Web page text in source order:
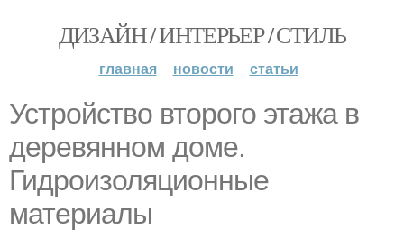
ДИЗАЙН / ИНТЕРЬЕР / СТИЛЬ
главная новости статьи
Устройство второго этажа в
деревянном доме.
Гидроизоляционные
материалы